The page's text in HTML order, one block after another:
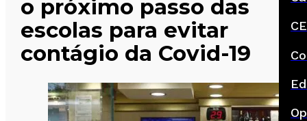
o próximo passo das
escolas para evitar
contágio da Covid-19